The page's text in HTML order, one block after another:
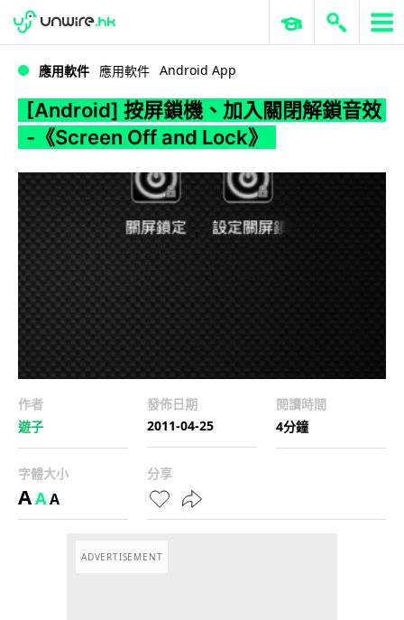
WWDC 2026 ERP 與商業 AI
應用軟件 應用軟件 Android App
[Android] 按屏鎖機、加入關閉解鎖音效
-《Screen Off and Lock》
作者
遊子
發佈日期
2011-04-25
閱讀時間
4分鐘
字體大小
AAA
分享
ADVERTISEMENT